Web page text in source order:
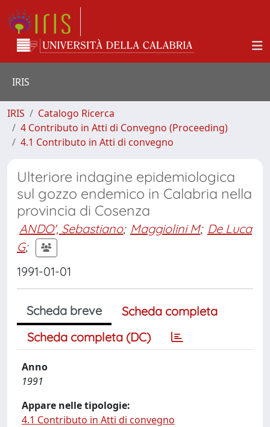
IRIS
IRIS
Catalogo Ricerca
4 Contributo in Atti di Convegno (Proceeding)
4.1 Contributo in Atti di convegno
Ulteriore indagine epidemiologica
sul gozzo endemico in Calabria nella
provincia di Cosenza
ANDO', Sebastiano; Maggiolini M; De Luca
G;
1991-01-01
Scheda breve
Scheda completa
Scheda completa (DC)
Anno
1991
Appare nelle tipologie:
4.1 Contributo in Atti di convegno